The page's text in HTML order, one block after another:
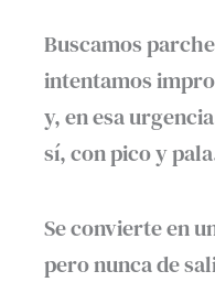
Buscamos
intentamos
y, en esa
sí, con pico y
Se convierte en
pero nunca de